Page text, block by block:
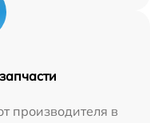
производителя в